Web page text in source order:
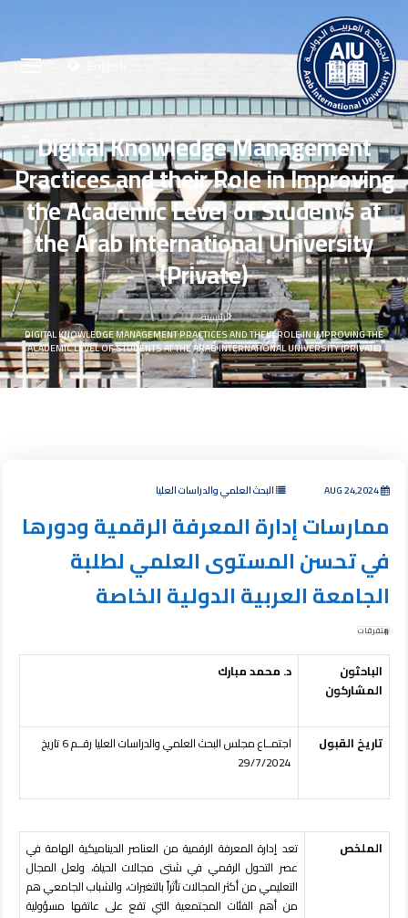
Digital Knowledge Management
Practices and their Role in Improving
the Academic Level of Students at
the Arab International University
(Private)
الرئيسية
DIGITAL KNOWLEDGE MANAGEMENT PRACTICES AND THEIR ROLE IN IMPROVING THE
ACADEMIC LEVEL OF STUDENTS AT THE ARAB INTERNATIONAL UNIVERSITY (PRIVATE)
AUG 24,2024 البحث العلمي والدراسات العليا
ممارسات إدارة المعرفة الرقمية ودورها
في تحسن المستوى العلمي لطلبة
الجامعة العربية الدولية الخاصة
متفرقات
الباحثون
المشاركون
د. محمد مبارك
تاريخ القبول
اجتمــاع مجلس البحث العلمي والدراسات العليا رقــم 6 تاريخ
29/7/2024
الملخص
تعد إدارة المعرفة الرقمية من العناصر الديناميكية الهامة في
عصر التحول الرقمي في شتى مجالات الحياة، ولعل المجال
التعليمي من أكثر المجالات تأثراً بالتغيرات، والشباب الجامعي هم
من أهم الفئات المجتمعية التي تقع على عاتقها مسؤولية